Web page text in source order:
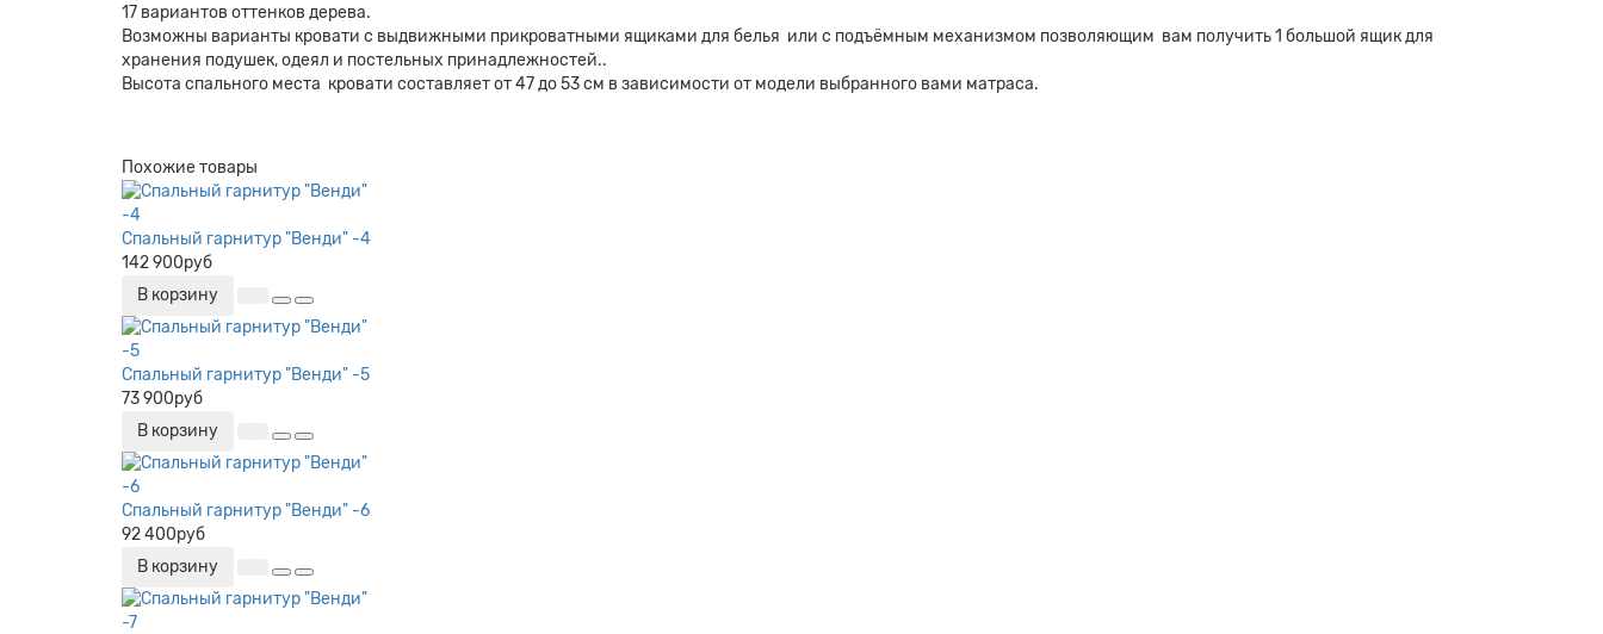
17 вариантов оттенков дерева.
Возможны варианты кровати с выдвижными прикроватными ящиками для белья или с подъёмным механизмом позволяющим вам получить 1 большой ящик для
хранения подушек, одеял и постельных принадлежностей..
Высота спального места кровати составляет от 47 до 53 см в зависимости от модели выбранного вами матраса.
Похожие товары
Спальный гарнитур "Венди" -4
142 900руб
В корзину
Спальный гарнитур "Венди" -5
73 900руб
В корзину
Спальный гарнитур "Венди" -6
92 400руб
В корзину